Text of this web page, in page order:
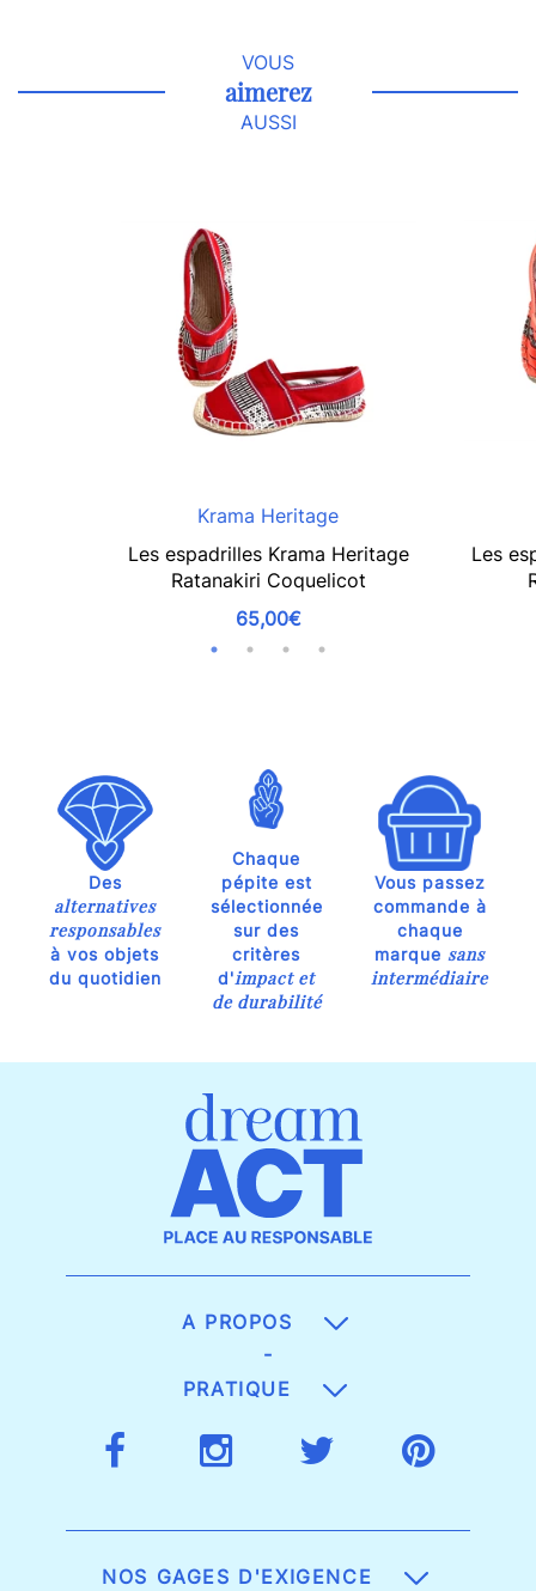
VOUS
aimerez
AUSSI
Krama Heritage
Les espadrilles Krama Heritage
Ratanakiri Coquelicot
65,00€
Les
Des
alternatives
responsables
à vos objets
du quotidien
Chaque
pépite est
sélectionnée
sur des
critères
d'impact et
de durabilité
Vous passez
commande à
chaque
marque sans
intermédiaire
A PROPOS
-
PRATIQUE
NOS GAGES D'EXIGENCE